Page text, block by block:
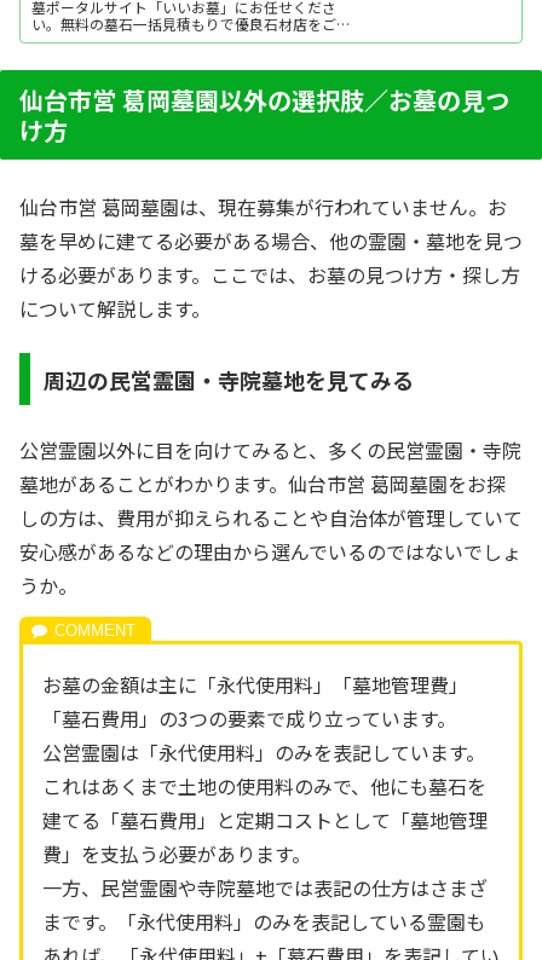
墓ポータルサイト「いいお墓」にお任せくださ
い。無料の墓石一括見積もりで優良石材店をご紹
介。墓石や石材店の選び方のほか、建墓、墓石修
仙台市営 葛岡墓園以外の選択肢／お墓の見つ
け方
仙台市営 葛岡墓園は、現在募集が行われていません。お
墓を早めに建てる必要がある場合、他の霊園・墓地を見つ
ける必要があります。ここでは、お墓の見つけ方・探し方
について解説します。
周辺の民営霊園・寺院墓地を見てみる
公営霊園以外に目を向けてみると、多くの民営霊園・寺院
墓地があることがわかります。仙台市営 葛岡墓園をお探
しの方は、費用が抑えられることや自治体が管理していて
安心感があるなどの理由から選んでいるのではないでしょ
うか。
お墓の金額は主に「永代使用料」「墓地管理費」
「墓石費用」の3つの要素で成り立っています。
公営霊園は「永代使用料」のみを表記しています。
これはあくまで土地の使用料のみで、他にも墓石を
建てる「墓石費用」と定期コストとして「墓地管理
費」を支払う必要があります。
一方、民営霊園や寺院墓地では表記の仕方はさまざ
まです。「永代使用料」のみを表記している霊園も